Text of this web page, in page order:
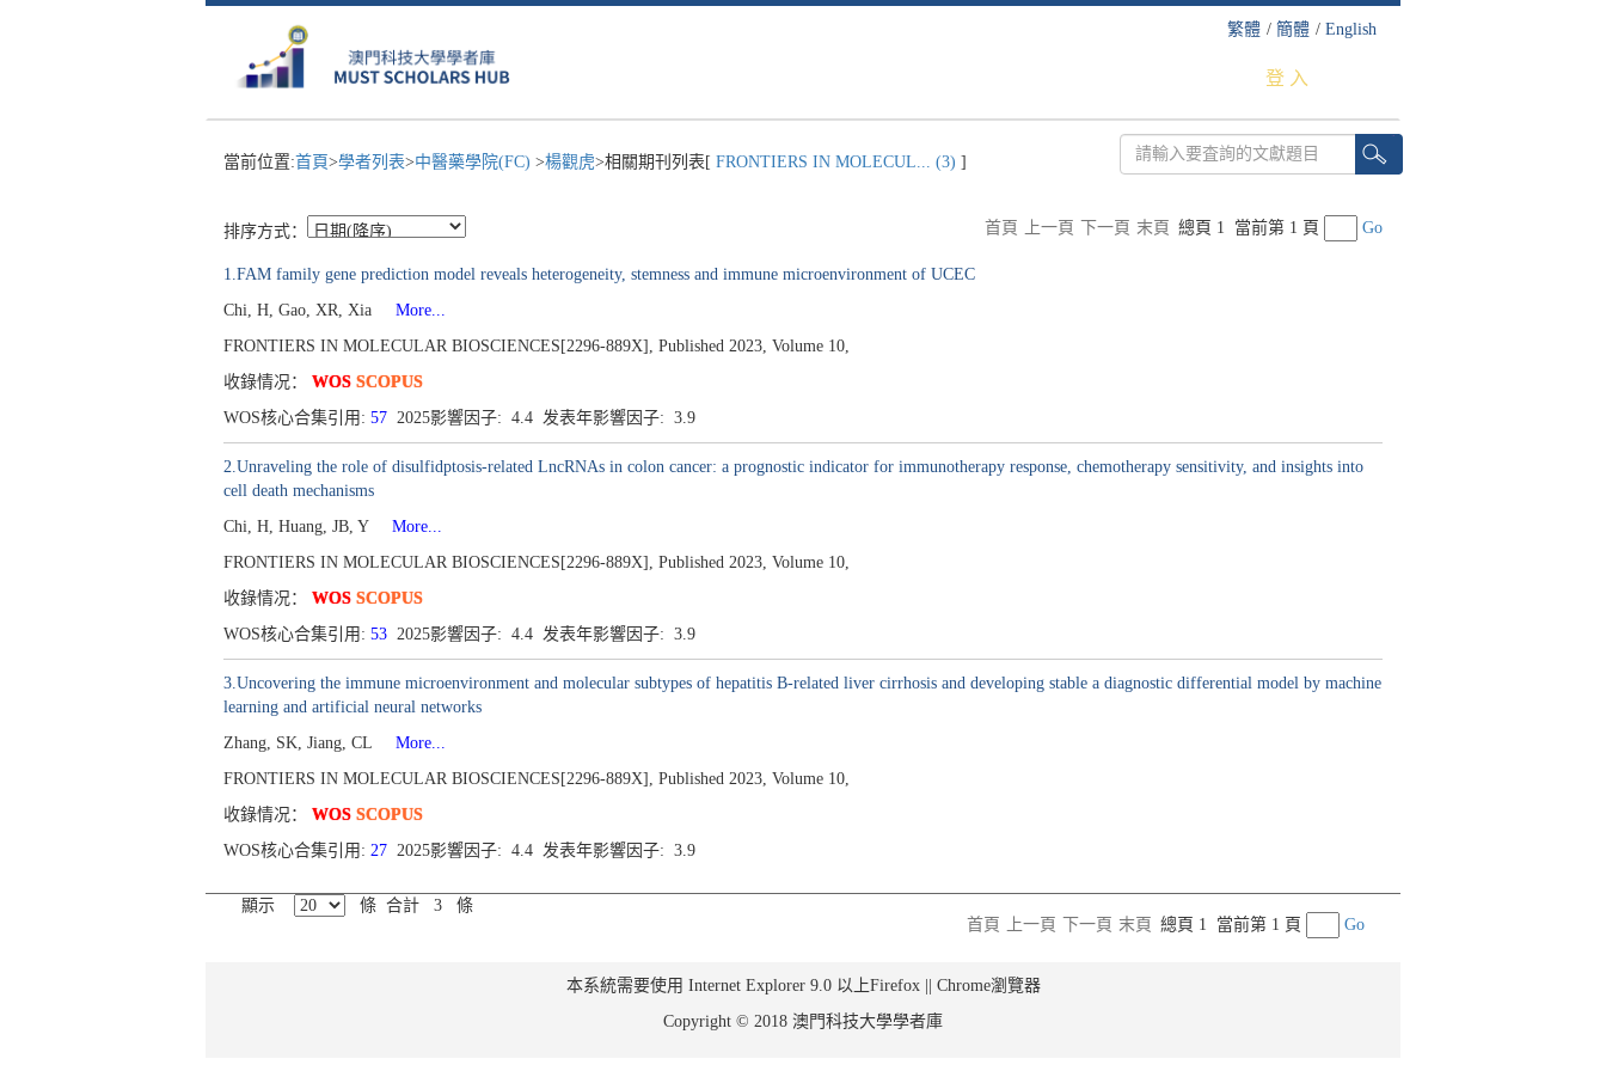
繁體 / 簡體 / English
登 入
當前位置:首頁>學者列表>中醫藥學院(FC) >楊觀虎>相關期刊列表[ FRONTIERS IN MOLECUL... (3) ]
排序方式： 首頁 上一頁 下一頁 末頁 總頁 1 當前第 1 頁 Go
1.FAM family gene prediction model reveals heterogeneity, stemness and immune microenvironment of UCEC
Chi, H, Gao, XR, Xia
More...
FRONTIERS IN MOLECULAR BIOSCIENCES[2296-889X], Published 2023, Volume 10,
收錄情况： WOS SCOPUS
WOS核心合集引用: 57 2025影響因子: 4.4 发表年影響因子: 3.9
2.Unraveling the role of disulfidptosis-related LncRNAs in colon cancer: a prognostic indicator for immunotherapy response, chemotherapy sensitivity, and insights into
cell death mechanisms
Chi, H, Huang, JB, Y
More...
FRONTIERS IN MOLECULAR BIOSCIENCES[2296-889X], Published 2023, Volume 10,
收錄情况： WOS SCOPUS
WOS核心合集引用: 53 2025影響因子: 4.4 发表年影響因子: 3.9
3.Uncovering the immune microenvironment and molecular subtypes of hepatitis B-related liver cirrhosis and developing stable a diagnostic differential model by machine
learning and artificial neural networks
Zhang, SK, Jiang, CL
More...
FRONTIERS IN MOLECULAR BIOSCIENCES[2296-889X], Published 2023, Volume 10,
收錄情况： WOS SCOPUS
WOS核心合集引用: 27 2025影響因子: 4.4 发表年影響因子: 3.9
顯示
條 合計 3 條
首頁
上一頁 下一頁 末頁 總頁 1 當前第 1 頁 Go
本系統需要使用 Internet Explorer 9.0 以上Firefox || Chrome瀏覽器
Copyright © 2018 澳門科技大學學者庫